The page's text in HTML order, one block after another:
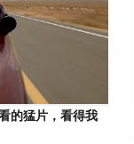
的猛片，看得我